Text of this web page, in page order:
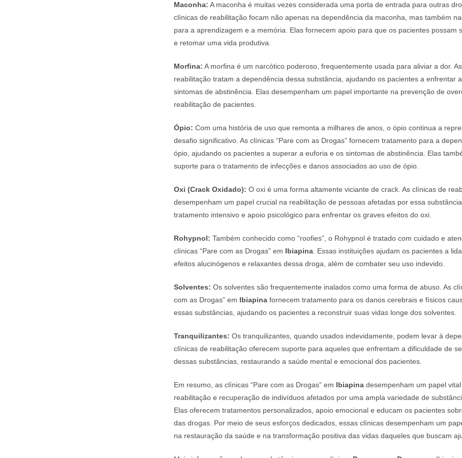
Maconha: A maconha é muitas vezes considerada uma porta de entrada para outras
clínicas de reabilitação focam não apenas na dependência da maconha, mas também
para a aprendizagem e a memória. Elas fornecem apoio para que os pacientes possam
e retomar uma vida produtiva.
Morfina: A morfina é um narcótico poderoso, frequentemente usada para aliviar a dor.
reabilitação tratam a dependência dessa substância, ajudando os pacientes a enfrentar
sintomas de abstinência. Elas desempenham um papel importante na prevenção de
reabilitação de pacientes.
Ópio: Com uma história de uso que remonta a milhares de anos, o ópio continua a
desafio significativo. As clínicas “Pare com as Drogas” fornecem tratamento para a
ópio, ajudando os pacientes a superar a euforia e os sintomas de abstinência. Elas
suporte para o tratamento de infecções e danos associados ao uso de ópio.
Oxi (Crack Oxidado): O oxi é uma forma altamente viciante de crack. As clínicas de
desempenham um papel crucial na reabilitação de pessoas afetadas por essa
tratamento intensivo e apoio psicológico para enfrentar os graves efeitos do oxi.
Rohypnol: Também conhecido como “roofies”, o Rohypnol é tratado com cuidado e
clínicas “Pare com as Drogas” em Ibiapina. Essas instituições ajudam os pacientes a
efeitos alucinógenos e relaxantes dessa droga, além de combater seu uso indevido.
Solventes: Os solventes são frequentemente inalados como uma forma de abuso. As
com as Drogas” em Ibiapina fornecem tratamento para os danos cerebrais e físicos
essas substâncias, ajudando os pacientes a reconstruir suas vidas longe dos solventes.
Tranquilizantes: Os tranquilizantes, quando usados indevidamente, podem levar à
clínicas de reabilitação oferecem suporte para aqueles que enfrentam a dificuldade de
dessas substâncias, restaurando a saúde mental e emocional dos pacientes.
Em resumo, as clínicas “Pare com as Drogas” em Ibiapina desempenham um papel
reabilitação e recuperação de indivíduos afetados por uma ampla variedade de
Elas oferecem tratamentos personalizados, apoio emocional e educam os pacientes
das drogas. Por meio de seus esforços dedicados, essas clínicas desempenham um
na restauração da saúde e na transformação positiva das vidas daqueles que buscam